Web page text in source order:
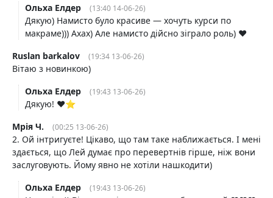
Ольха Елдер (13:40 14-06-26)
Дякую) Намисто було красиве — хочуть курси по
макраме))) Ахах) Але намисто дійсно зіграло роль) ♥️
Ruslan barkalov
(19:34 13-06-26)
Вітаю з новинкою)
Ольха Елдер
(19:43 13-06-26)
Дякую! ♥️⭐
Мрія Ч.
(00:25 13-06-26)
2. Ой інтригуєте! Цікаво, що там таке наближається. І мені
здається, що Лей думає про перевертнів гірше, ніж вони
заслуговують. Йому явно не хотіли нашкодити)
Ольха Елдер
(19:43 13-06-26)